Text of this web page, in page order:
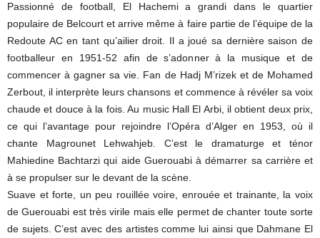
Passionné de football, El Hachemi a grandi dans le quartier
populaire de Belcourt et arrive même à faire partie de l’équipe de la
Redoute AC en tant qu’ailier droit. Il a joué sa dernière saison de
footballeur en 1951-52 afin de s’adonner à la musique et de
commencer à gagner sa vie. Fan de Hadj M’rizek et de Mohamed
Zerbout, il interprète leurs chansons et commence à révéler sa voix
chaude et douce à la fois. Au music Hall El Arbi, il obtient deux prix,
ce qui l’avantage pour rejoindre l’Opéra d’Alger en 1953, où il
chante Magrounet Lehwahjeb. C’est le dramaturge et ténor
Mahiedine Bachtarzi qui aide Guerouabi à démarrer sa carrière et
à se propulser sur le devant de la scène.
Suave et forte, un peu rouillée voire, enrouée et trainante, la voix
de Guerouabi est très virile mais elle permet de chanter toute sorte
de sujets. C’est avec des artistes comme lui ainsi que Dahmane El